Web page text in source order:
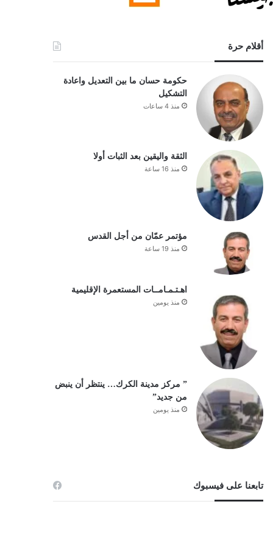
أقلام حرة
حكومة حسان ما بين التعديل واعادة
التشكيل
منذ 4 ساعات
الثقة واليقين بعد الثبات أولا
منذ 16 ساعة
مؤتمر عمّان من أجل القدس
منذ 19 ساعة
اهـتـمـامــات المستعمرة الإقليمية
منذ يومين
” مركز مدينة الكرك… ينتظر أن ينبض
من جديد”
منذ يومين
تابعنا على فيسبوك